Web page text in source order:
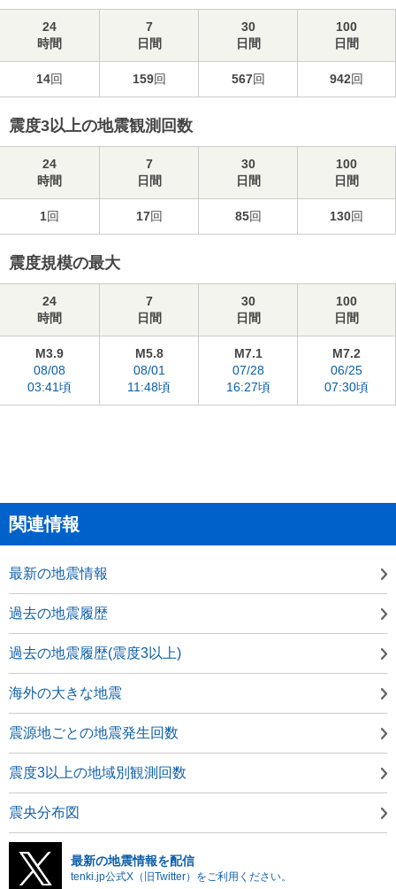
24
時間
7
日間
30
日間
100
日間
14回 159回 567回 942回
震度3以上の地震観測回数
24
時間
7
日間
30
日間
100
日間
1回 17回 85回 130回
震度規模の最大
24
時間
7
日間
30
日間
100
日間
M3.9
08/08
03:41頃
M5.8
08/01
11:48頃
M7.1
07/28
16:27頃
M7.2
06/25
07:30頃
関連情報
最新の地震情報
過去の地震履歴
過去の地震履歴(震度3以上)
海外の大きな地震
震源地ごとの地震発生回数
震度3以上の地域別観測回数
震央分布図
最新の地震情報を配信
tenki.jp公式X（旧Twitter）をご利用ください。